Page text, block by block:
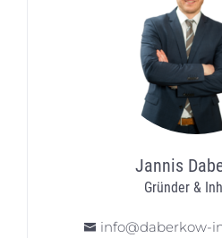
Jannis
Gründer &
info@daberkow-